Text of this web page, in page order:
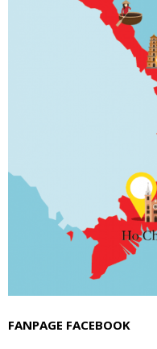
FANPAGE FACEBOOK